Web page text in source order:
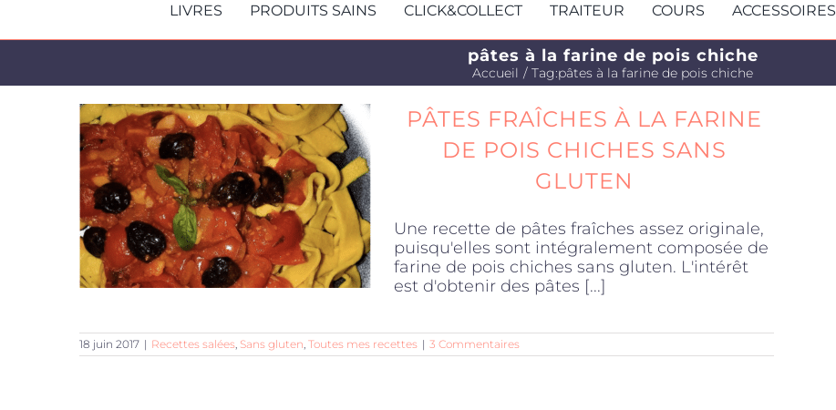
LIVRES PRODUITS SAINS CLICK&COLLECT TRAITEUR COURS ACCESSOIRES
pâtes à la farine de pois chiche
Accueil Tag:pâtes à la farine de pois chiche
PÂTES FRAÎCHES À LA FARINE
DE POIS CHICHES SANS
GLUTEN
Une recette de pâtes fraîches assez originale,
puisqu'elles sont intégralement composée de
farine de pois chiches sans gluten. L'intérêt
est d'obtenir des pâtes [...]
18 juin 2017 | Recettes salées, Sans gluten, Toutes mes recettes | 3 Commentaires